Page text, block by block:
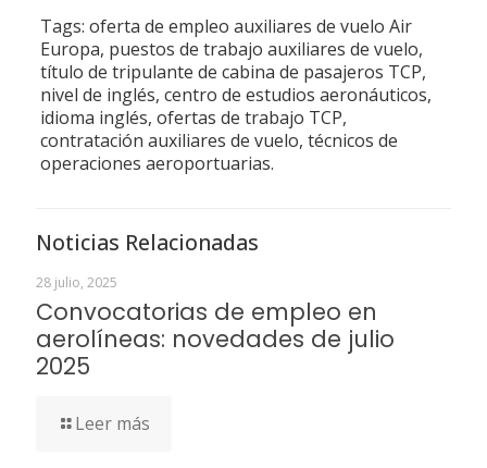
Tags: oferta de empleo auxiliares de vuelo Air
Europa, puestos de trabajo auxiliares de vuelo,
título de tripulante de cabina de pasajeros TCP,
nivel de inglés, centro de estudios aeronáuticos,
idioma inglés, ofertas de trabajo TCP,
contratación auxiliares de vuelo, técnicos de
operaciones aeroportuarias.
Noticias Relacionadas
28 julio, 2025
Convocatorias de empleo en
aerolíneas: novedades de julio
2025
Leer más